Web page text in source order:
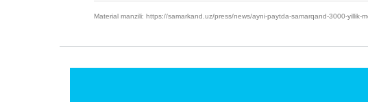
Material manzili: https://samarkand.uz/press/news/ayni-paytda-samarqand-3000-yillik-